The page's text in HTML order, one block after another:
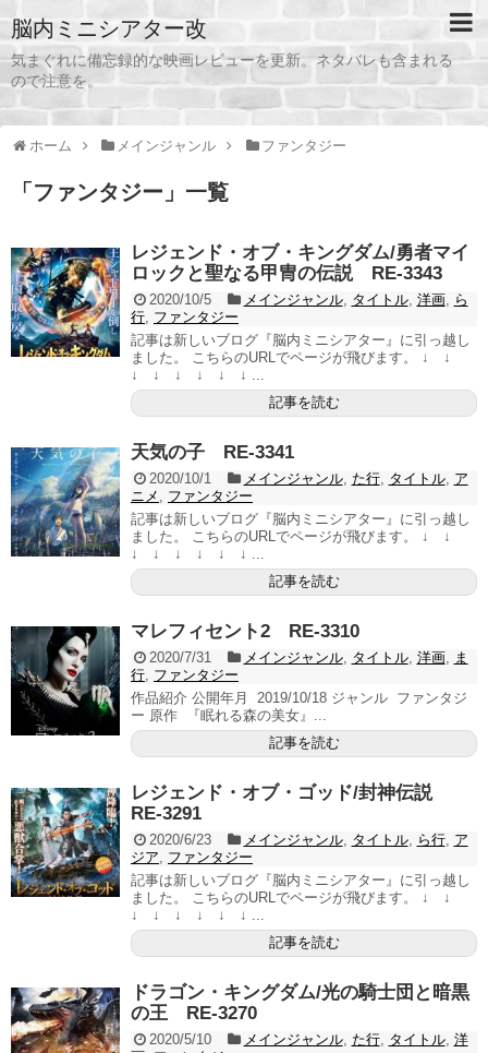
脳内ミニシアター改
気まぐれに備忘録的な映画レビューを更新。ネタバレも含まれる
ので注意を。
ホーム メインジャンル ファンタジー
「 ファンタジー 」 一覧
レジェンド・オブ・キングダム/勇者マイ
ロックと聖なる甲冑の伝説 RE-3343
2020/10/5 メインジャンル, タイトル, 洋画, ら
行, ファンタジー
記事は新しいブログ『脳内ミニシアター』に引っ越し
ました。 こちらのURLでページが飛びます。 ↓ ↓
↓ ↓ ↓ ↓ ↓ ↓ ...
記事を読む
天気の子 RE-3341
2020/10/1 メインジャンル, た行, タイトル, ア
ニメ , ファンタジー
記事は新しいブログ『脳内ミニシアター』に引っ越し
ました。 こちらのURLでページが飛びます。 ↓ ↓
↓ ↓ ↓ ↓ ↓ ↓ ...
記事を読む
マレフィセント2 RE-3310
2020/7/31 メインジャンル, タイトル, 洋画, ま
行, ファンタジー
作品紹介 公開年月 2019/10/18 ジャンル ファンタジ
ー 原作 『眠れる森の美女』...
記事を読む
レジェンド・オブ・ゴッド/封神伝説
RE-3291
2020/6/23 メインジャンル, タイトル, ら行, ア
ジア, ファンタジー
記事は新しいブログ『脳内ミニシアター』に引っ越し
ました。 こちらのURLでページが飛びます。 ↓ ↓
↓ ↓ ↓ ↓ ↓ ↓ ...
記事を読む
ドラゴン・キングダム/光の騎士団と暗黒
の王 RE-3270
2020/5/10 メインジャンル, た行, タイトル, 洋